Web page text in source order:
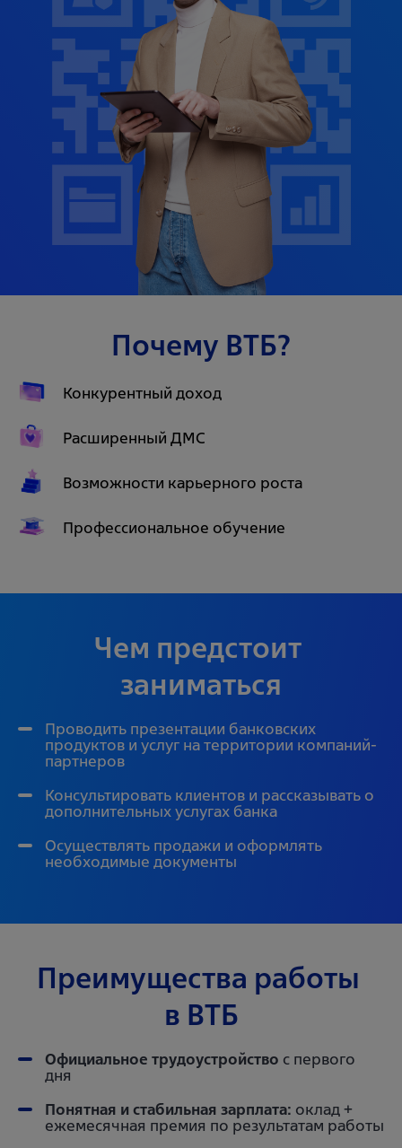
Почему ВТБ?
Конкурентный доход
Расширенный ДМС
Возможности карьерного роста
Профессиональное обучение
Чем предстоит
заниматься
Проводить презентации банковских
продуктов и услуг на территории компаний-
партнеров
Консультировать клиентов и рассказывать о
дополнительных услугах банка
Осуществлять продажи и оформлять
необходимые документы
Преимущества работы
в ВТБ
Официальное трудоустройство с первого
дня
Понятная и стабильная зарплата: оклад +
ежемесячная премия по результатам работы